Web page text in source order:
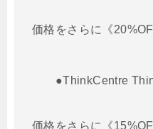
→
価格をさらに《
●ThinkCentre
→
価格をさらに《